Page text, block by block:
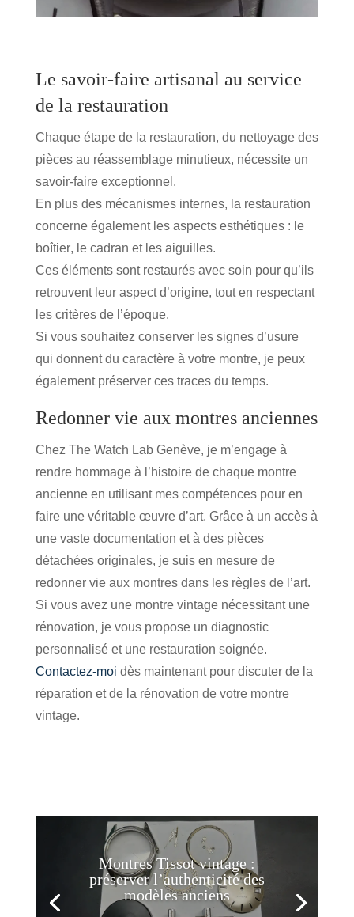
Le savoir-faire artisanal au service
de la restauration
Chaque étape de la restauration, du nettoyage des
pièces au réassemblage minutieux, nécessite un
savoir-faire exceptionnel.
En plus des mécanismes internes, la restauration
concerne également les aspects esthétiques : le
boîtier, le cadran et les aiguilles.
Ces éléments sont restaurés avec soin pour qu’ils
retrouvent leur aspect d’origine, tout en respectant
les critères de l’époque.
Si vous souhaitez conserver les signes d’usure
qui donnent du caractère à votre montre, je peux
également préserver ces traces du temps.
Redonner vie aux montres anciennes
Chez The Watch Lab Genève, je m’engage à
rendre hommage à l’histoire de chaque montre
ancienne en utilisant mes compétences pour en
faire une véritable œuvre d’art. Grâce à un accès à
une vaste documentation et à des pièces
détachées originales, je suis en mesure de
redonner vie aux montresdans les règles de l’art.
Si vous avez une montre vintage nécessitant une
rénovation, je vous propose un diagnostic
personnalisé et une restauration soignée.
Contactez-moi dès maintenant pour discuter de la
réparation et de la rénovation de votre montre
vintage.
Montres Tissot vintage :
préserver l’authenticité des
modèles anciens